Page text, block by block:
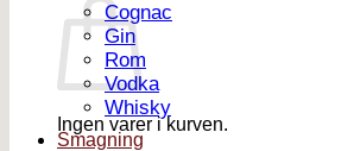
Ingen varer i kurven.
Cognac
Gin
Rom
Vodka
Whisky
Smagning